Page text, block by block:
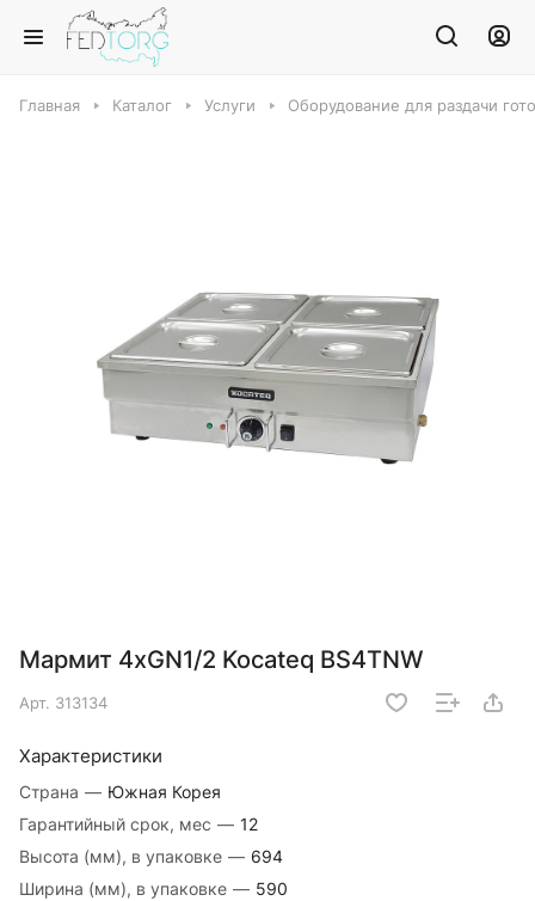
Главная Каталог Услуги Оборудование для раздачи
Мармит 4хGN1/2 Kocateq BS4TNW
Арт. 313134
Характеристики
Страна — Южная Корея
Гарантийный срок, мес — 12
Высота (мм), в упаковке — 694
Ширина (мм), в упаковке — 590